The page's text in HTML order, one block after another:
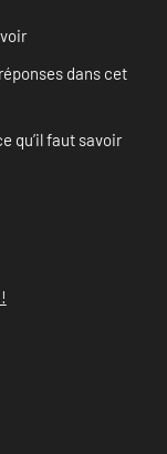
dans cet
qu’il faut savoir